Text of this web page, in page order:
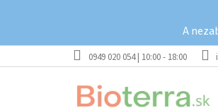
A
0949 020 054 | 10:00 - 18:00